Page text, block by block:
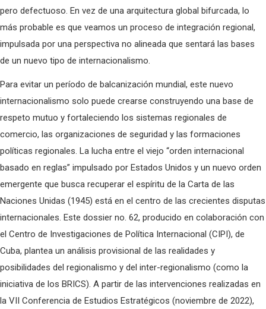
pero defectuoso. En vez de una arquitectura global bifurcada, lo
más probable es que veamos un proceso de integración regional,
impulsada por una perspectiva no alineada que sentará las bases
de un nuevo tipo de internacionalismo.
Para evitar un período de balcanización mundial, este nuevo
internacionalismo solo puede crearse construyendo una base de
respeto mutuo y fortaleciendo los sistemas regionales de
comercio, las organizaciones de seguridad y las formaciones
políticas regionales. La lucha entre el viejo “orden internacional
basado en reglas” impulsado por Estados Unidos y un nuevo orden
emergente que busca recuperar el espíritu de la Carta de las
Naciones Unidas (1945) está en el centro de las crecientes disputas
internacionales. Este dossier no. 62, producido en colaboración con
el Centro de Investigaciones de Política Internacional (CIPI), de
Cuba, plantea un análisis provisional de las realidades y
posibilidades del regionalismo y del inter-regionalismo (como la
iniciativa de los BRICS). A partir de las intervenciones realizadas en
la VII Conferencia de Estudios Estratégicos (noviembre de 2022),